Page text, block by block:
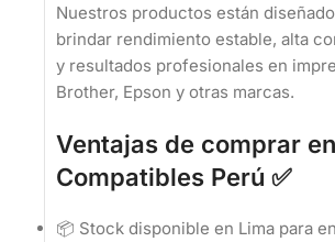
Nuestros productos están
brindar rendimiento estable, alta
y resultados profesionales en
Brother, Epson y otras marcas.
Ventajas de comprar en
Compatibles Perú ✅
📦 Stock disponible en Lima para